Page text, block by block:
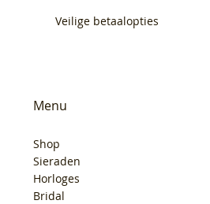
Veilige betaalopties
Menu
Shop
Sieraden
Horloges
Bridal